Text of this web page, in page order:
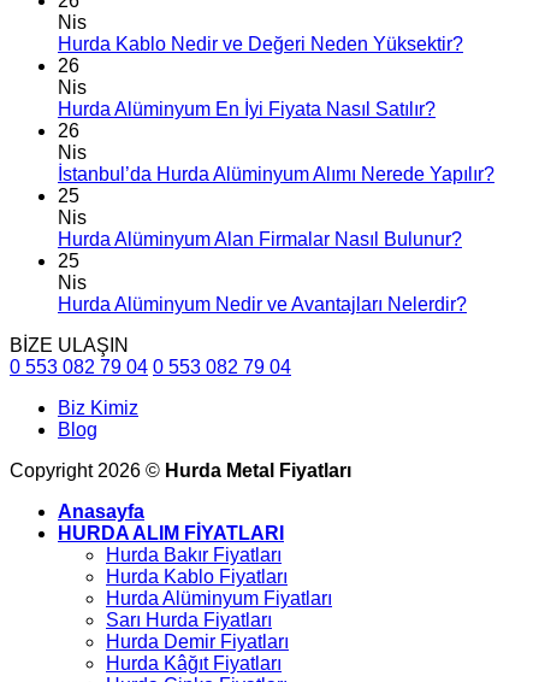
Nis
Hurda Kablo Nedir ve Değeri Neden Yüksektir?
26
Nis
Hurda Alüminyum En İyi Fiyata Nasıl Satılır?
26
Nis
İstanbul’da Hurda Alüminyum Alımı Nerede Yapılır?
25
Nis
Hurda Alüminyum Alan Firmalar Nasıl Bulunur?
25
Nis
Hurda Alüminyum Nedir ve Avantajları Nelerdir?
BİZE ULAŞIN
0 553 082 79 04 0 553 082 79 04
Biz Kimiz
Blog
Copyright 2026 © Hurda Metal Fiyatları
Anasayfa
HURDA ALIM FİYATLARI
Hurda Bakır Fiyatları
Hurda Kablo Fiyatları
Hurda Alüminyum Fiyatları
Sarı Hurda Fiyatları
Hurda Demir Fiyatları
Hurda Kâğıt Fiyatları